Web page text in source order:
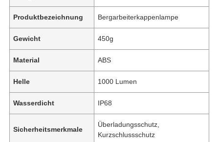
Produktbezeichnung Bergarbeiterkappenlampe
Gewicht 450g
Material ABS
Helle 1000 Lumen
Wasserdicht IP68
Sicherheitsmerkmale
Überladungsschutz,
Kurzschlussschutz